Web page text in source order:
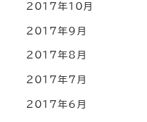
2017年10月
2017年9月
2017年8月
2017年7月
2017年6月